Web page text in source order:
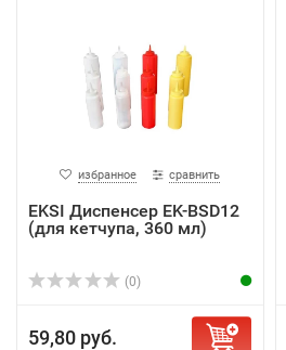
избранное сравнить
EKSI Диспенсер EK-BSD12
(для кетчупа, 360 мл)
(0)
59,80 руб.